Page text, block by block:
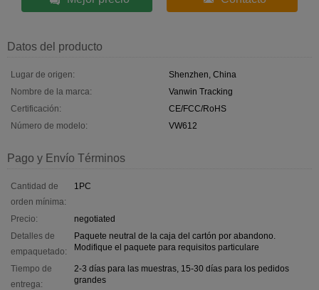
Datos del producto
Lugar de origen:
Shenzhen, China
Nombre de la marca:
Vanwin Tracking
Certificación:
CE/FCC/RoHS
Número de modelo:
VW612
Pago y Envío Términos
Cantidad de
orden mínima:
1PC
Precio:
negotiated
Detalles de
empaquetado:
Paquete neutral de la caja del cartón por abandono.
Modifique el paquete para requisitos particulare
Tiempo de
entrega:
2-3 días para las muestras, 15-30 días para los pedidos
grandes